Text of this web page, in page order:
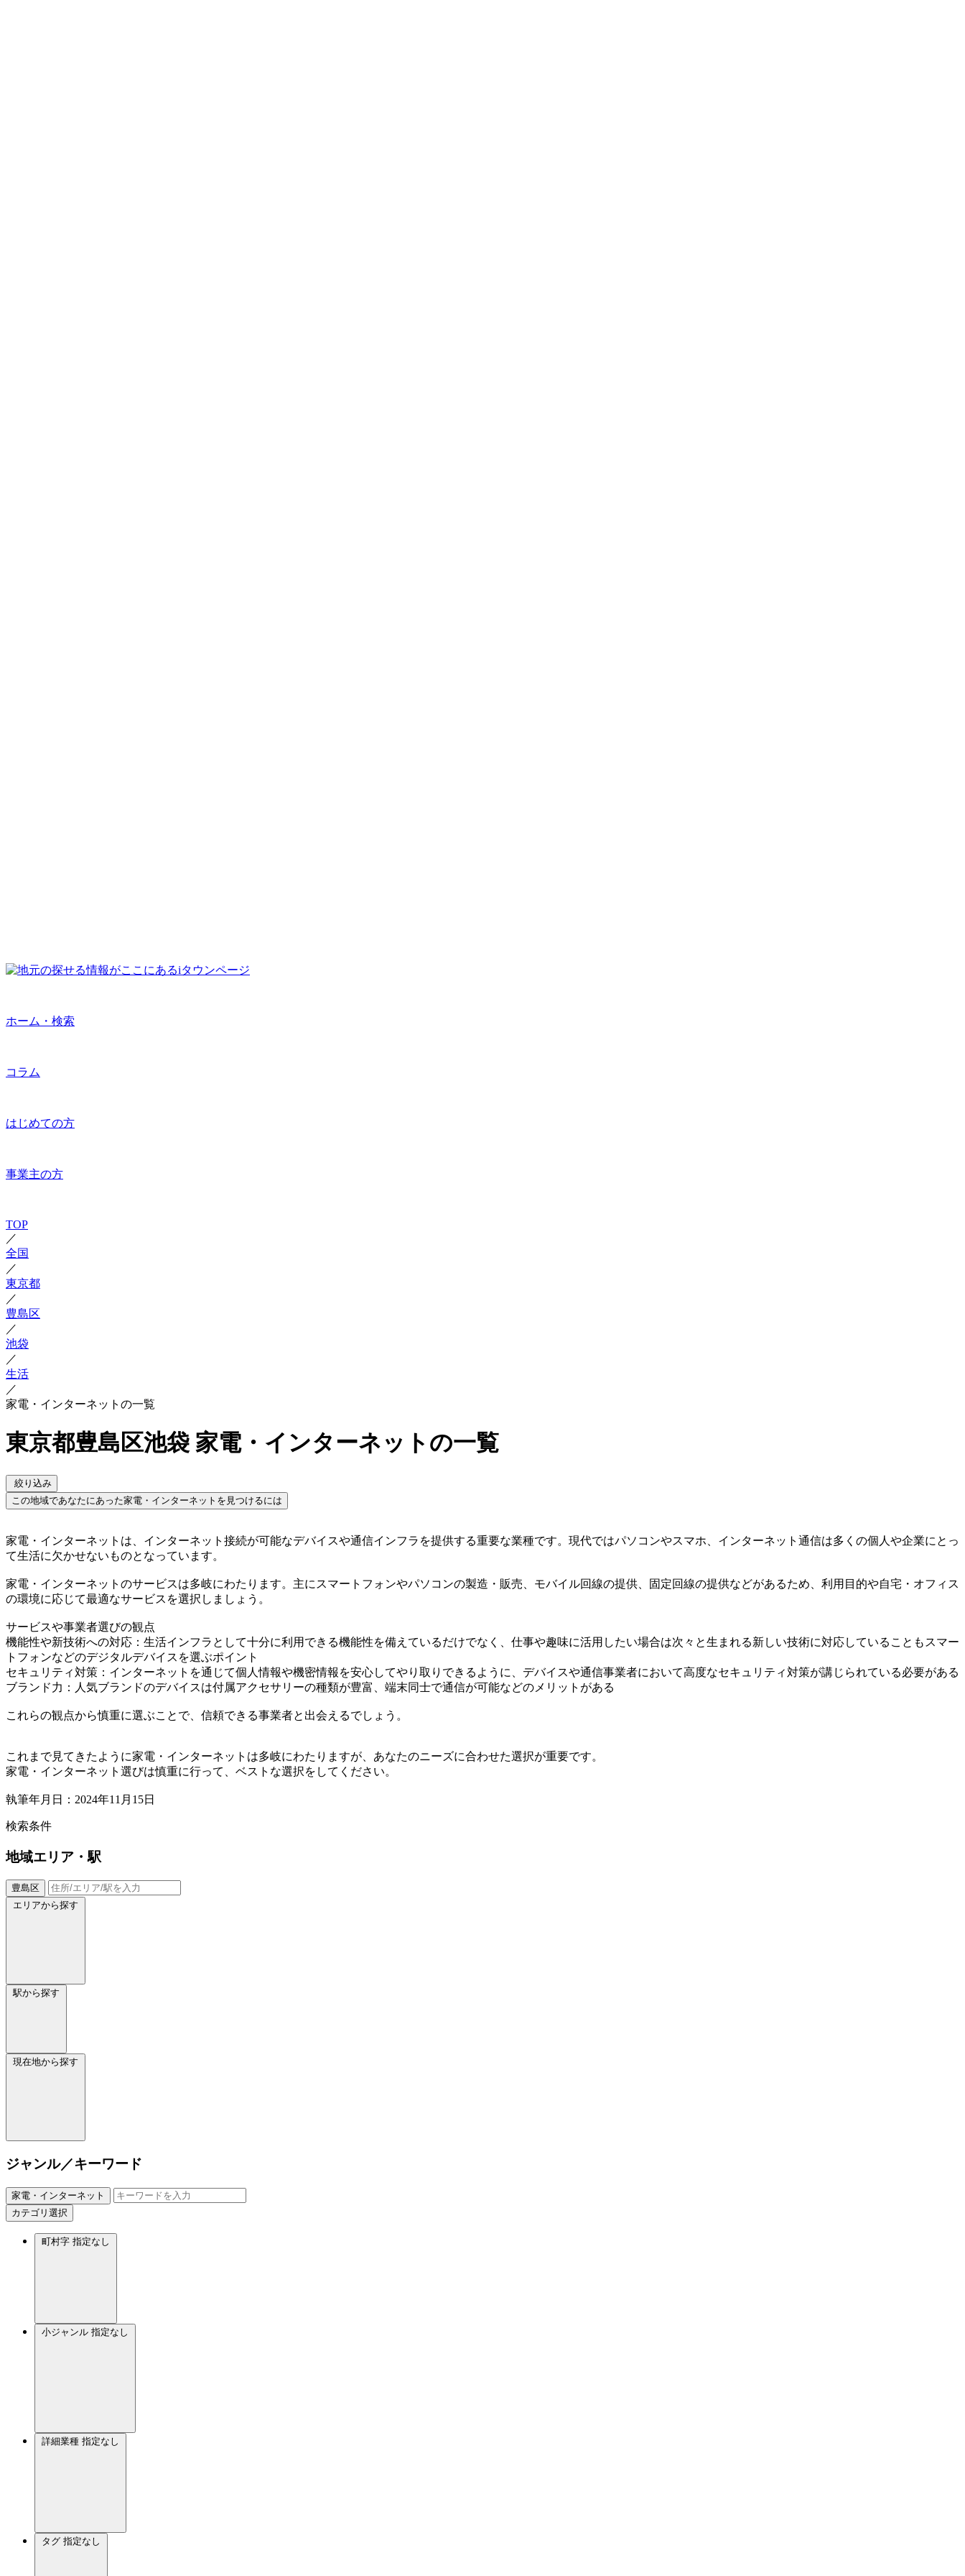
ホーム・検索
コラム
はじめての方
事業主の方
TOP
／
全国
／
東京都
／
豊島区
／
池袋
／
生活
／
家電・インターネットの一覧
東京都豊島区池袋 家電・インターネットの一覧
絞り込み
この地域であなたにあった家電・インターネットを見つけるには
家電・インターネットは、インターネット接続が可能なデバイスや通信インフラを提供する重要な業種です。現代ではパソコンやスマホ、インターネット通信は多くの個人や企業にとっ
て生活に欠かせないものとなっています。
家電・インターネットのサービスは多岐にわたります。主にスマートフォンやパソコンの製造・販売、モバイル回線の提供、固定回線の提供などがあるため、利用目的や自宅・オフィス
の環境に応じて最適なサービスを選択しましょう。
サービスや事業者選びの観点
機能性や新技術への対応：生活インフラとして十分に利用できる機能性を備えているだけでなく、仕事や趣味に活用したい場合は次々と生まれる新しい技術に対応していることもスマー
トフォンなどのデジタルデバイスを選ぶポイント
セキュリティ対策：インターネットを通じて個人情報や機密情報を安心してやり取りできるように、デバイスや通信事業者において高度なセキュリティ対策が講じられている必要がある
ブランド力：人気ブランドのデバイスは付属アクセサリーの種類が豊富、端末同士で通信が可能などのメリットがある
これらの観点から慎重に選ぶことで、信頼できる事業者と出会えるでしょう。
これまで見てきたように家電・インターネットは多岐にわたりますが、あなたのニーズに合わせた選択が重要です。
家電・インターネット選びは慎重に行って、ベストな選択をしてください。
執筆年月日：2024年11月15日
検索条件
地域エリア・駅
豊島区
エリアから探す
駅から探す
現在地から探す
ジャンル／キーワード
家電・インターネット
カテゴリ選択
町村字 指定なし
小ジャンル 指定なし
詳細業種 指定なし
タグ 指定なし